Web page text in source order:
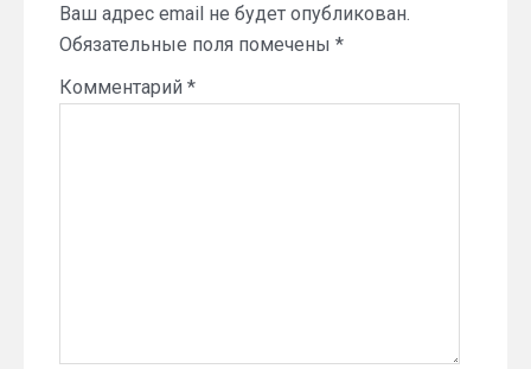
Ваш адрес email не будет опубликован.
Обязательные поля помечены *
Комментарий *